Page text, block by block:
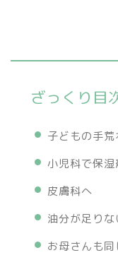
ざっくり目
子どもの手荒
小児科で保湿
皮膚科へ
油分が足り
お母さんも同